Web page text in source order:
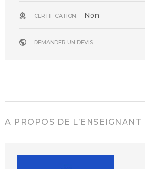
CERTIFICATION: Non
DEMANDER UN DEVIS
A PROPOS DE L’ENSEIGNANT